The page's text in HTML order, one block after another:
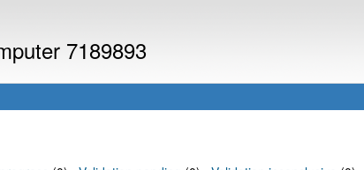
7189893